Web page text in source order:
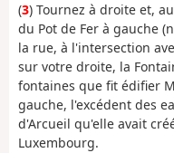
(3) Tournez à droite et,
du Pot de Fer à gauche
la rue, à l'intersection
sur votre droite, la
fontaines que fit édifier
gauche, l'excédent des
d'Arcueil qu'elle avait
Luxembourg.